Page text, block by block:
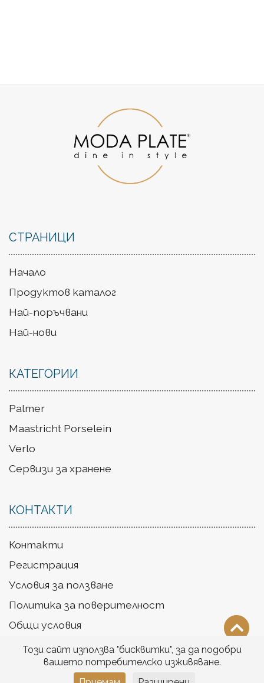
СТРАНИЦИ
Начало
Продуктов каталог
Най-поръчвани
Най-нови
КАТЕГОРИИ
Palmer
Maastricht Porselein
Verlo
Сервизи за хранене
КОНТАКТИ
Контакти
Регистрация
Условия за ползване
Политика за поверителност
Общи условия
Доставка
Този сайт използва "бисквитки", за да подобри
вашето потребителско изживяване.